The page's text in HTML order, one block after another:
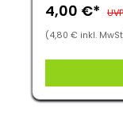
4,00 €*
(4,80 € inkl.